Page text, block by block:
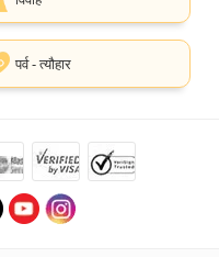
पर्व - त्यौहार